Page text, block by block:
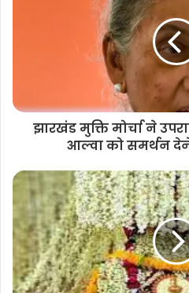
झारखंड मुक्ति मोर्चा ने
आल्वा को समर्थन